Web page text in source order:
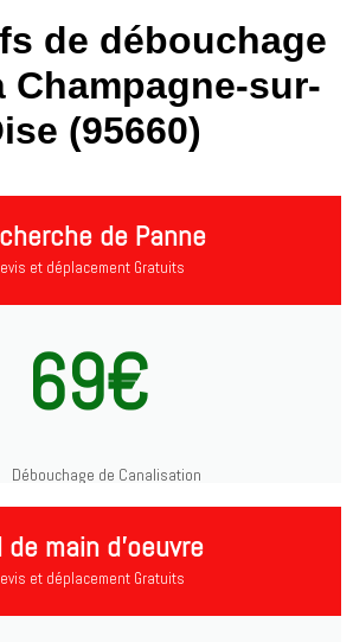
de débouchage
Champagne-sur-
(95660)
de Panne
et déplacement Gratuits
69€
Débouchage de Canalisation
de main d'oeuvre
et déplacement Gratuits